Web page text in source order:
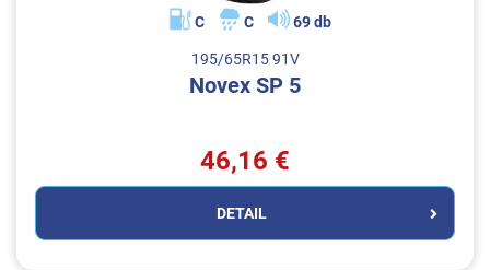
C C 69 db
195/65R15 91V
Novex SP 5
46,16 €
DETAIL